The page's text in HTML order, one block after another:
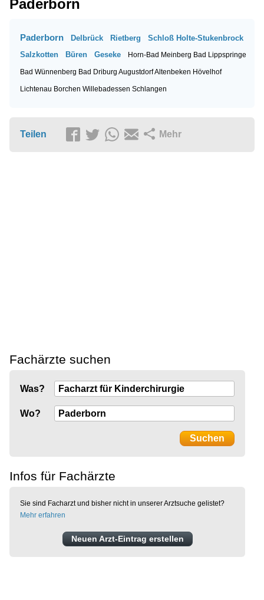
Paderborn
Paderborn Delbrück Rietberg
Schloß Holte-Stukenbrock
Salzkotten
Büren Geseke Horn-Bad Meinberg Bad Lippspringe
Bad Wünnenberg Bad Driburg AugustdorfAltenbeken Hövelhof
Lichtenau Borchen Willebadessen Schlangen
Teilen Mehr
Fachärzte suchen
Was?
Wo?
Infos für Fachärzte
Sie sind Facharzt und bisher nicht in unserer Arztsuche gelistet?
Mehr erfahren
Neuen Arzt-Eintrag erstellen